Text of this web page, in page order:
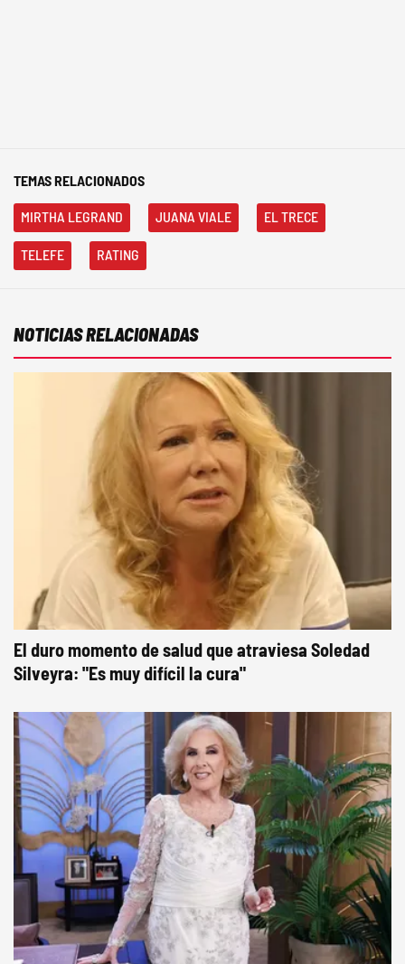
TEMAS RELACIONADOS
MIRTHA LEGRAND JUANA VIALE EL TRECE
TELEFE RATING
NOTICIAS RELACIONADAS
El duro momento de salud que atraviesa Soledad
Silveyra: "Es muy difícil la cura"